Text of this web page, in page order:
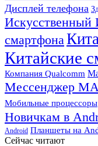
Дисплей телефона
Искусственный
смартфона
Китайские
Компания Qualcomm
Мессенджер
Мобильные процессоры
Новичкам в
Android Планшеты на
Сейчас читают